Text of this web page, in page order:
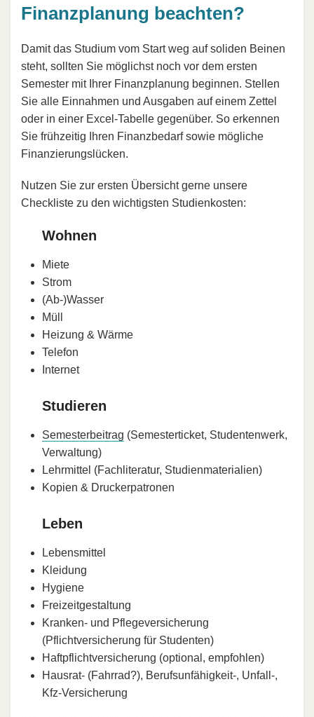
Finanzplanung beachten?
Damit das Studium vom Start weg auf soliden Beinen
steht, sollten Sie möglichst noch vor dem ersten
Semester mit Ihrer Finanzplanung beginnen. Stellen
Sie alle Einnahmen und Ausgaben auf einem Zettel
oder in einer Excel-Tabelle gegenüber. So erkennen
Sie frühzeitig Ihren Finanzbedarf sowie mögliche
Finanzierungslücken.
Nutzen Sie zur ersten Übersicht gerne unsere
Checkliste zu den wichtigsten Studienkosten:
Wohnen
Miete
Strom
(Ab-)Wasser
Müll
Heizung & Wärme
Telefon
Internet
Studieren
Semesterbeitrag (Semesterticket, Studentenwerk,
Verwaltung)
Lehrmittel (Fachliteratur, Studienmaterialien)
Kopien & Druckerpatronen
Leben
Lebensmittel
Kleidung
Hygiene
Freizeitgestaltung
Kranken- und Pflegeversicherung
(Pflichtversicherung für Studenten)
Haftpflichtversicherung (optional, empfohlen)
Hausrat- (Fahrrad?), Berufsunfähigkeit-, Unfall-,
Kfz-Versicherung